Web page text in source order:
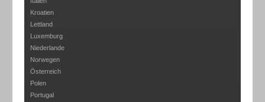
Kroatien
Lettland
Luxemburg
Niederlande
Norwegen
Österreich
Polen
Portugal